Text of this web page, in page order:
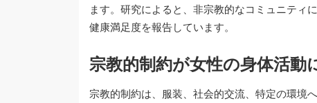
ます。研究によると、非宗教的なコミュニティ
健康満足度を報告しています。
宗教的制約が女性の身体活動
宗教的制約は、服装、社会的交流、特定の環境